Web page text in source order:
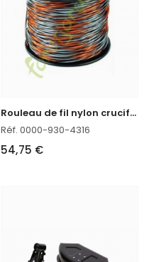
R
ouleau de fil nylon cruciforme CF3 Pro 3,3 mm - 113m Stihl
Réf. 0000-930-4316
54,75 €